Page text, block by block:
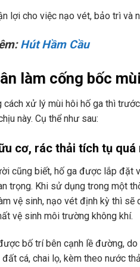
lợi cho việc nạo vét, bảo trì và
Hút Hầm Cầu
làm cống bốc
xử lý mùi hôi hố ga thì
này. Cụ thể như sau:
cơ, rác thải tích tụ quá
cũng biết, hố ga được lắp đặt
trọng. Khi sử dụng trong một
vệ sinh, nạo vét định kỳ thì
vệ sinh môi trường không khí.
bố trí bên cạnh lề đường,
cá, chai lọ, kèm theo nước